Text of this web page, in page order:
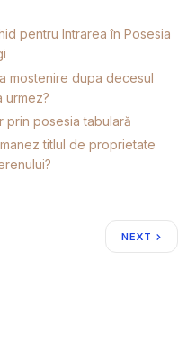
pentru Intrarea în Posesia
mostenire dupa decesul
urmez?
posesia tabulară
titlul de proprietate
NEXT